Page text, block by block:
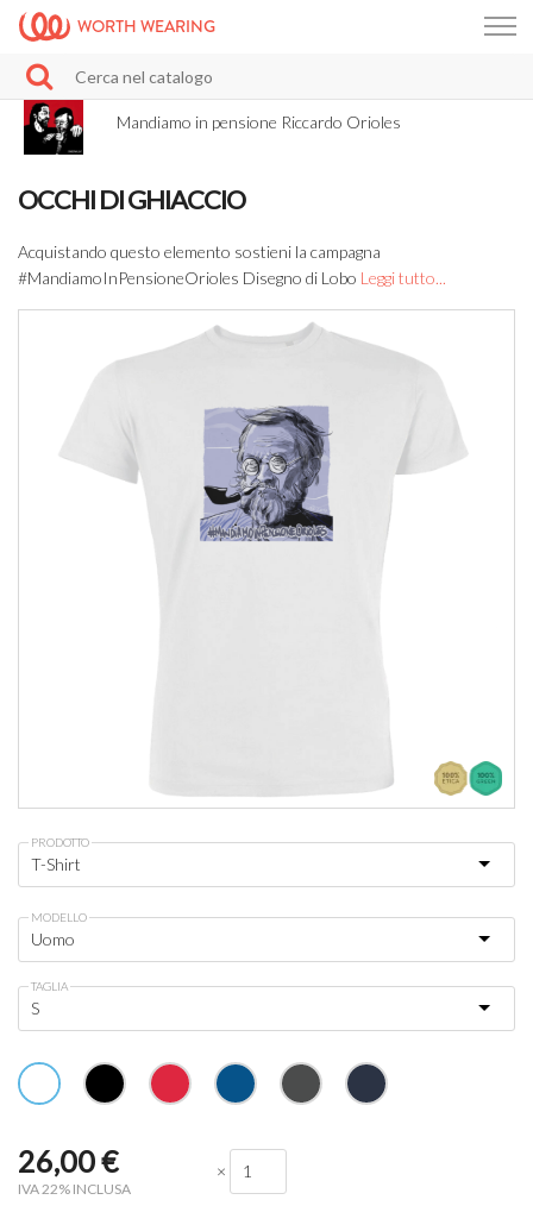
WORTH WEARING
Mandiamo in pensione Riccardo Orioles
OCCHI DI GHIACCIO
Acquistando questo elemento sostieni la campagna
#MandiamoInPensioneOrioles Disegno di Lobo Leggi tutto...
PRODOTTO
MODELLO
TAGLIA
26,00€
IVA 22% INCLUSA
×